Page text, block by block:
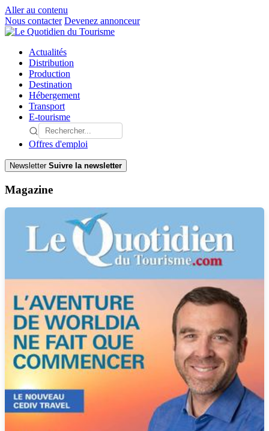
Aller au contenu
Nous contacter Devenez annonceur
Actualités
Distribution
Production
Destination
Hébergement
Transport
E-tourisme
Offres d'emploi
Newsletter Suivre la newsletter
Magazine